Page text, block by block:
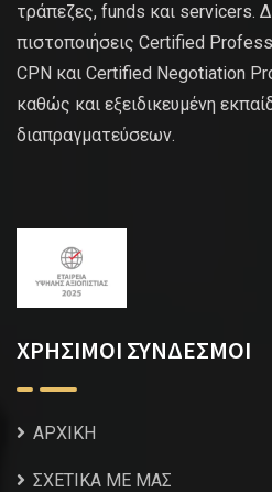
τράπεζες, funds και servicers.
πιστοποιήσεις Certified
CPN και Certified Negotiation
καθώς και εξειδικευμένη
διαπραγματεύσεων.
ΧΡΗΣΙΜΟΙ ΣΥΝΔΕΣΜΟΙ
ΑΡΧΙΚΗ
ΣΧΕΤΙΚΑ ΜΕ ΜΑΣ